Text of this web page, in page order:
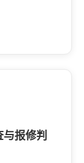
报修判